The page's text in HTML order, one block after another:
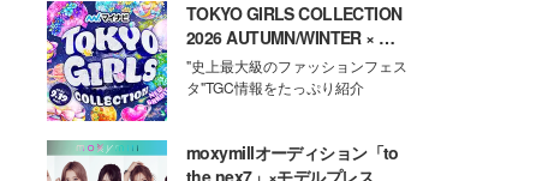
TOKYO GIRLS COLLECTION
2026 AUTUMN/WINTER × モ
デルプレス
"史上最大級のファッションフェス
タ"TGC情報をたっぷり紹介
moxymillオーディション「to
the nex7」×モデルプレス